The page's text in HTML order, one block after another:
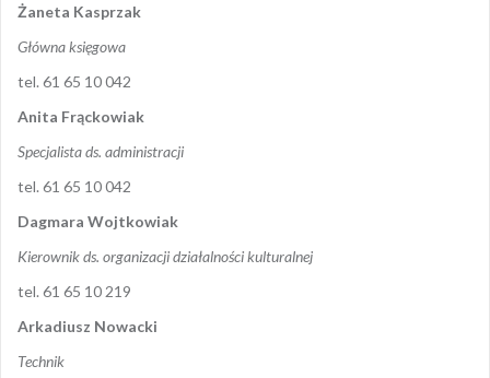
Żaneta Kasprzak
Główna księgowa
tel. 61 65 10 042
Anita Frąckowiak
Specjalista ds. administracji
tel. 61 65 10 042
Dagmara Wojtkowiak
Kierownik ds. organizacji działalności kulturalnej
tel. 61 65 10 219
Arkadiusz Nowacki
Technik